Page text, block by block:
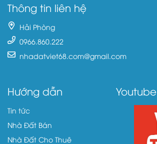
Thông tin liên hệ
Hải Phòng
0966.860.222
nhadatviet68.com@gmail.com
Hướng dẫn
Tin tức
Nhà Đất Bán
Nhà Đất Cho Thuê
Youtube